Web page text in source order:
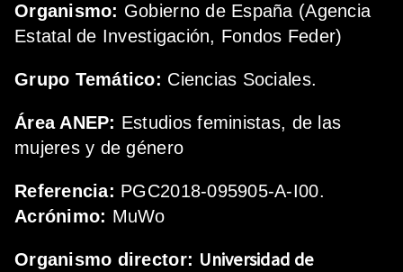
Organismo: Gobierno de España (Agencia
Estatal de Investigación, Fondos Feder)
Grupo Temático: Ciencias Sociales.
Área ANEP: Estudios feministas, de las
mujeres y de género
Referencia: PGC2018-095905-A-I00.
Acrónimo: MuWo
Organismo director: Universidad de